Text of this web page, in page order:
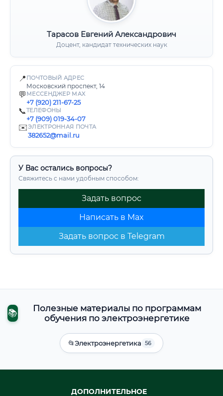
Тарасов Евгений Александрович
Доцент, кандидат технических наук
📍 ПОЧТОВЫЙ АДРЕС
Московский проспект, 14
💬 МЕССЕНДЖЕР MAX
+7 (920) 211-67-25
📞ТЕЛЕФОНЫ
+7 (909) 019-34-07
✉️ЭЛЕКТРОННАЯ ПОЧТА
382652@mail.ru
У Вас остались вопросы?
Свяжитесь с нами удобным способом:
Задать вопрос
Написать в Max
Задать вопрос в Telegram
📚
Полезные материалы по программам
обучения по электроэнергетике
📂Электроэнергетика 56
ДОПОЛНИТЕЛЬНОЕ